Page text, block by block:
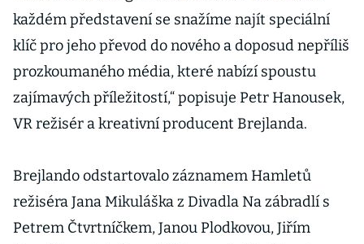
každém představení se snažíme najít speciální
klíč pro jeho převod do nového a doposud nepříliš
prozkoumaného média, které nabízí spoustu
zajímavých příležitostí,“ popisuje Petr Hanousek,
VR režisér a kreativní producent Brejlanda.
Brejlando odstartovalo záznamem Hamletů
režiséra Jana Mikuláška z Divadla Na zábradlí s
Petrem Čtvrtníčkem, Janou Plodkovou, Jiřím